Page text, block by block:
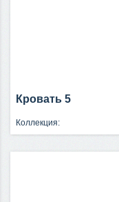
Кровать 5
Коллекция: